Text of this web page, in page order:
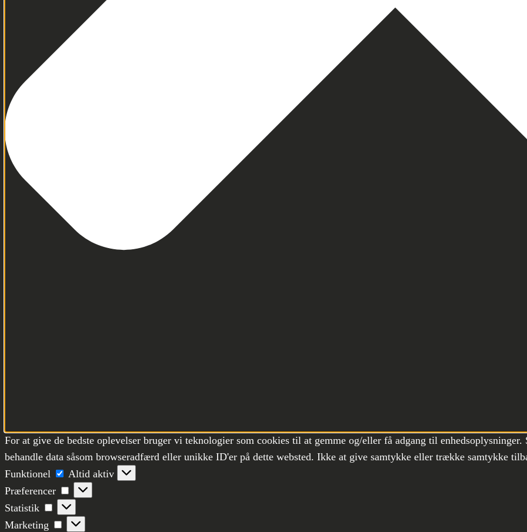
For at give de bedste oplevelser bruger vi teknologier som cookies til at gemme og/eller få adgang til
behandle data såsom browseradfærd eller unikke ID'er på dette websted. Ikke at give samtykke eller trække samtykke
Funktionel
Funktionel
Altid aktiv
Præferencer
Præferencer
Statistik
Statistik
Marketing
Marketing